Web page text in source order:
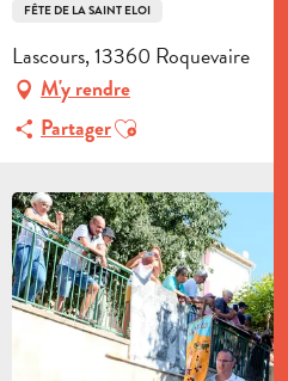
FÊTE DE LA SAINT ELOI
Lascours, 13360 Roquevaire
M'y rendre
PartagerAjouter aux favoris